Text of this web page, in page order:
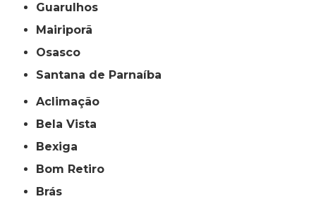
Guarulhos
Mairiporã
Osasco
Santana de Parnaíba
Aclimação
Bela Vista
Bexiga
Bom Retiro
Brás